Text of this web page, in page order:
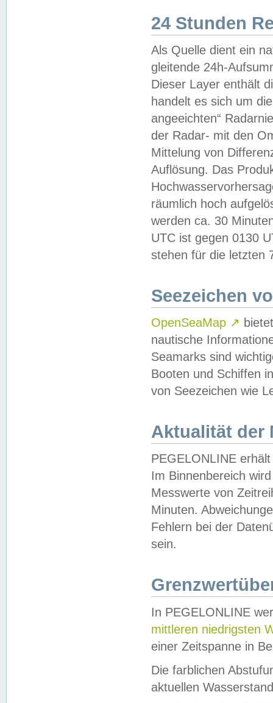
24 Stunden
Als Quelle dient ein
gleitende 24h-
Dieser Layer enthält
handelt es sich um
angeeichten“
der Radar- mit den
Mittelung von
Auflösung. Das
räumlich hoch
werden ca. 30
UTC ist gegen 0130
stehen für die letzten
Seezeichen
OpenSeaMap ↗
nautische
Seamarks sind
Booten und Schiffen
von Seezeichen wie
Aktualität der
PEGELONLINE
Im Binnenbereich
Messwerte von
Minuten.
Fehlern bei der
sein.
In PEGELONLINE
mittleren niedrigsten
einer Zeitspanne in
Die farblichen
aktuellen